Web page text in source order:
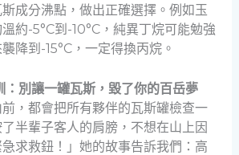
成分沸點，做出正確選擇。例如玉
約-5°C到-10°C，純異丁烷可能勉強
降到-15°C，一定得換丙烷。
：別讓一罐瓦斯，毀了你的百岳夢
，都會把所有夥伴的瓦斯罐檢查一
半輩子客人的肩膀，不想在山上因
求救鈕！」她的故事告訴我們：高